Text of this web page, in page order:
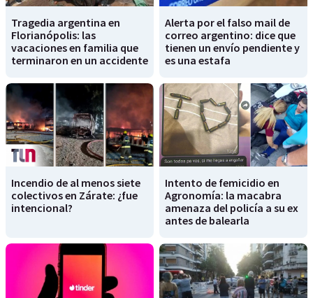
Tragedia argentina en
Florianópolis: las
vacaciones en familia que
terminaron en un accidente
Alerta por el falso mail de
correo argentino: dice que
tienen un envío pendiente y
es una estafa
Incendio de al menos siete
colectivos en Zárate: ¿fue
intencional?
Intento de femicidio en
Agronomía: la macabra
amenaza del policía a su ex
antes de balearla